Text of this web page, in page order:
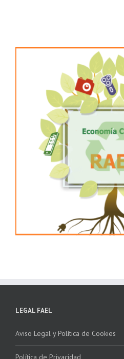
LEGAL FAEL
Aviso Legal y Política de Cookies
Política de Privacidad